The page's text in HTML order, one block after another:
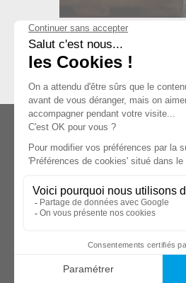
ESPACE DE
8.500 produits en
03.85.32.96.74
© 2026 - KPX PARTS - SITE